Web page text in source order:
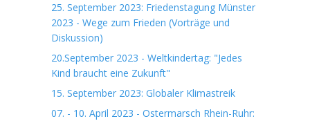
25. September 2023: Friedenstagung Münster
2023 - Wege zum Frieden (Vorträge und
Diskussion)
20.September 2023 - Weltkindertag: "Jedes
Kind braucht eine Zukunft"
15. September 2023: Globaler Klimastreik
07. - 10. April 2023 - Ostermarsch Rhein-Ruhr: